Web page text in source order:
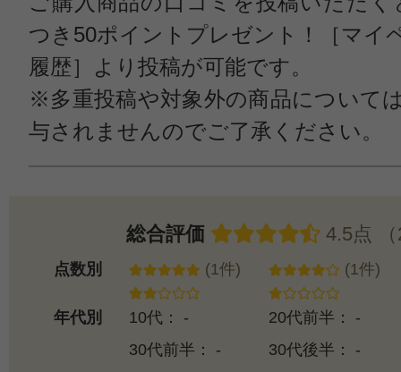
つき50ポイントプレゼント！［マイ
履歴］より投稿が可能です。
※多重投稿や対象外の商品について
与されませんのでご了承ください。
総合評価 4.5点
点数別 (1件) (1件)
年代別 10代： -
20代前半： -
30代前半： -
30代後半： -